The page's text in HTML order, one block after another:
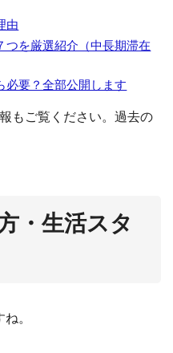
由
つを厳選紹介（中長期滞在
必要？全部公開します
もご覧ください。過去の
・生活スタ
。